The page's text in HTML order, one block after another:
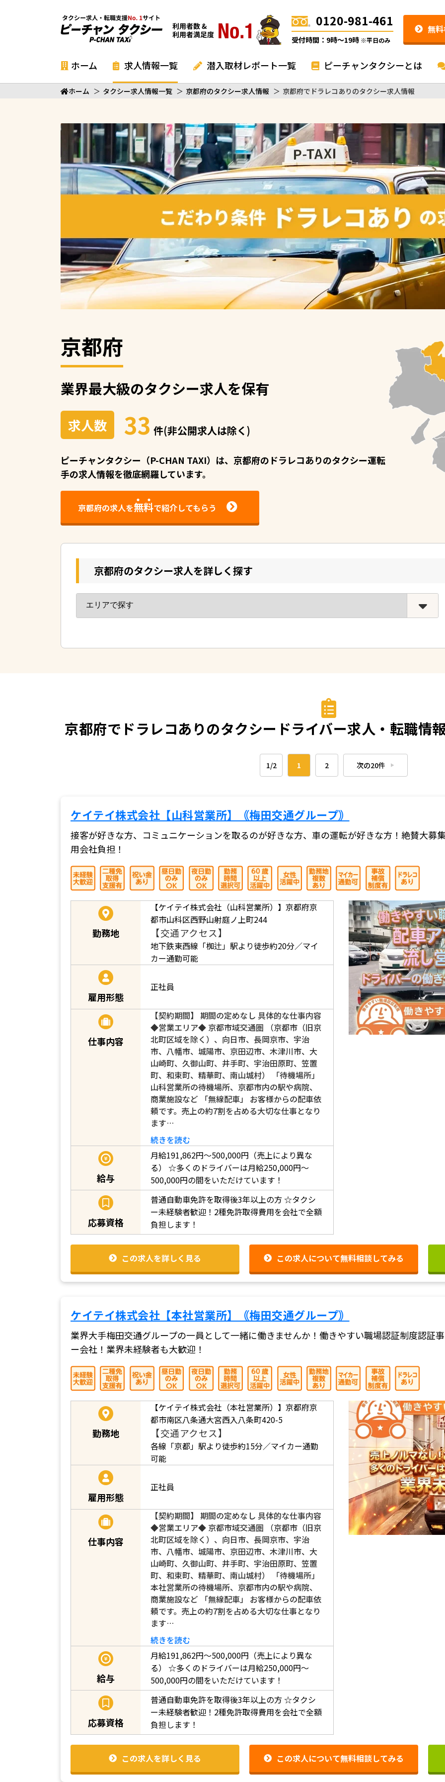
0120-981-461
受付時間：9時〜19時 ※平日のみ
無
ホーム 求人情報一覧 潜入取材レポート一覧 ピーチャンタクシーとは
ホーム ＞ タクシー求人情報一覧 ＞ 京都府のタクシー求人情報 ＞ 京都府でドラレコありのタクシー求人情報
京都府
業界最大級のタクシー求人を保有
求人数 33 件(非公開求人は除く)
ピーチャンタクシー（P-CHAN TAXI）は、京都府のドラレコありのタクシー運転
手の求人情報を徹底網羅しています。
京都府の求人を無料で紹介してもらう
京都府のタクシー求人を詳しく探す
京都府でドラレコありのタクシードライバー求人・転職情
1/2 1 2 次の20件 ▶︎
ケイテイ株式会社【山科営業所】｟梅田交通グループ｠
接客が好きな方、コミュニケーションを取るのが好きな方、車の運転が好きな方！絶賛大募
用会社負担！
勤務地
【ケイテイ株式会社（山科営業所）】京都府京
都市山科区西野山射庭ノ上町244
【交通アクセス】
地下鉄東西線「椥辻」駅より徒歩約20分／マイ
カー通勤可能
雇用形態
正社員
仕事内容
【契約期間】 期間の定めなし 具体的な仕事内容
◆営業エリア◆ 京都市域交通圏 （京都市（旧京
北町区域を除く）、向日市、長岡京市、宇治
市、八幡市、城陽市、京田辺市、木津川市、大
山崎町、久御山町、井手町、宇治田原町、笠置
町、和束町、精華町、南山城村） 「待機場所」
山科営業所の待機場所、京都市内の駅や病院、
商業施設など 「無線配車」 お客様からの配車依
頼です。売上の約7割を占める大切な仕事となり
ます…
続きを読む
給与
月給191,862円～500,000円（売上により異な
る）
☆多くのドライバーは月給250,000円～
500,000円の間をいただけています！
応募資格
普通自動車免許を取得後3年以上の方☆タクシ
ー未経験者歓迎！2種免許取得費用を会社で全額
負担します！
この求人を詳しく見る この求人について無料相談してみる
ケイテイ株式会社【本社営業所】｟梅田交通グループ｠
業界大手梅田交通グループの一員として一緒に働きませんか！働きやすい職場認証制度認証
ー会社！業界未経験者も大歓迎！
勤務地
【ケイテイ株式会社（本社営業所）】京都府京
都市南区八条通大宮西入八条町420-5
【交通アクセス】
各線「京都」駅より徒歩約15分／マイカー通勤
可能
雇用形態
正社員
仕事内容
【契約期間】 期間の定めなし 具体的な仕事内容
◆営業エリア◆ 京都市域交通圏 （京都市（旧京
北町区域を除く）、向日市、長岡京市、宇治
市、八幡市、城陽市、京田辺市、木津川市、大
山崎町、久御山町、井手町、宇治田原町、笠置
町、和束町、精華町、南山城村） 「待機場所」
本社営業所の待機場所、京都市内の駅や病院、
商業施設など 「無線配車」 お客様からの配車依
頼です。売上の約7割を占める大切な仕事となり
ます…
続きを読む
給与
月給191,862円～500,000円（売上により異な
る）
☆多くのドライバーは月給250,000円～
500,000円の間をいただけています！
応募資格
普通自動車免許を取得後3年以上の方☆タクシ
ー未経験者歓迎！2種免許取得費用を会社で全額
負担します！
この求人を詳しく見る この求人について無料相談してみる